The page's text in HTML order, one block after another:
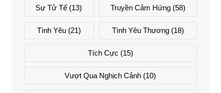
Sự Tử Tế (13) Truyền Cảm Hứng(58)
Tình Yêu (21) Tình Yêu Thương(18)
Tích Cực (15)
Vượt Qua Nghịch Cảnh (10)